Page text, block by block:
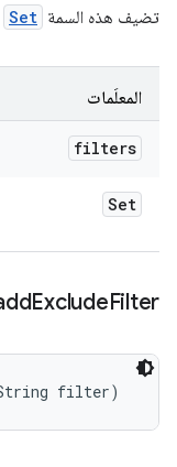
تضيف هذه السمة Set
المعلَمات
filters
Set
ExcludeFilter
filter)